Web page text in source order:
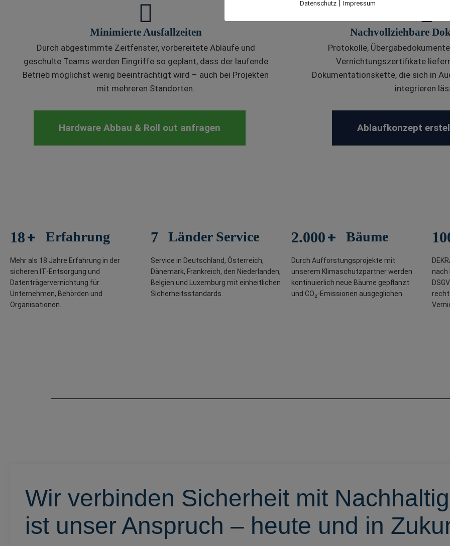
Minimierte Ausfallzeiten
Durch abgestimmte Zeitfenster, vorbereitete Abläufe und
geschulte Teams werden Eingriffe so geplant, dass der laufende
Betrieb möglichst wenig beeinträchtigt wird – auch bei Projekten
mit mehreren Standorten.
Nachvollziehbare
Protokolle,
Vernichtungszertifikate
Dokumentationskette, die sich in
integrieren
Hardware Abbau & Roll out anfragen Ablaufkonzept
18+ Erfahrung
Mehr als 18 Jahre Erfahrung in der
sicheren IT‑Entsorgung und
Datenträgervernichtung für
Unternehmen, Behörden und
Organisationen.
7 Länder Service
Service in Deutschland, Österreich,
Dänemark, Frankreich, den Niederlanden,
Belgien und Luxemburg mit einheitlichen
Sicherheitsstandards.
2.000+ Bäume
Durch Aufforstungsprojekte mit
unserem Klimaschutzpartner werden
kontinuierlich neue Bäume gepflanzt
und CO₂-Emissionen ausgeglichen.
nach
Wir verbinden Sicherheit mit
ist unser Anspruch – heute und in
Datenschutz| Impressum